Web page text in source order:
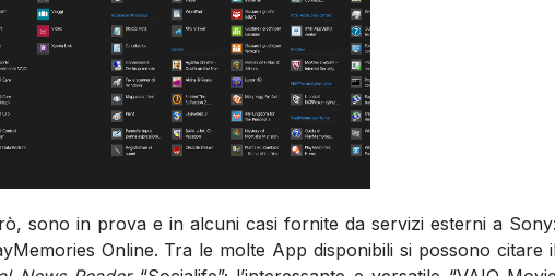
sono in prova e in alcuni casi fornite da servizi esterni a Sony:
Online. Tra le molte App disponibili si possono citare